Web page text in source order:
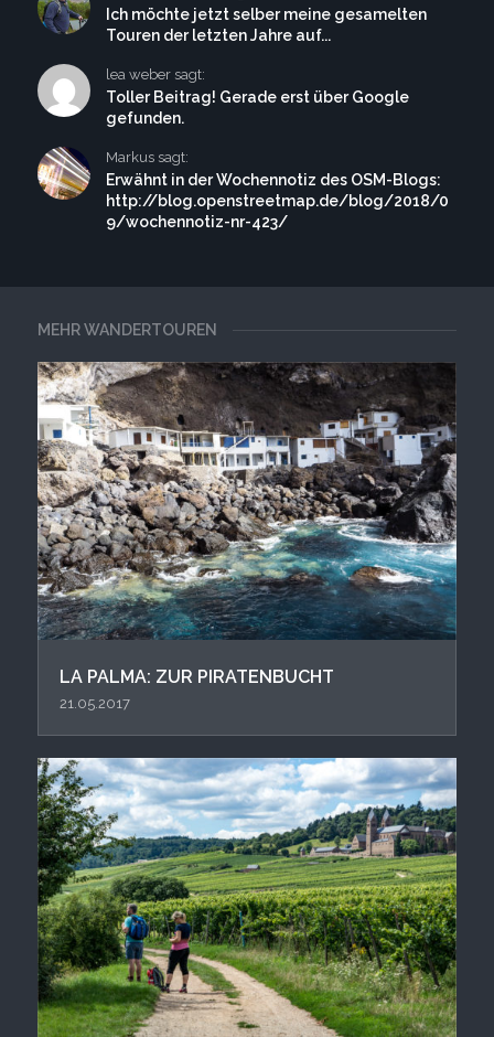
MEHR WANDERTOUREN
LA PALMA: ZUR PIRATENBUCHT
21.05.2017
Ich möchte jetzt selber meine gesamelten
Touren der letzten Jahre auf...
lea weber sagt:
Toller Beitrag! Gerade erst über Google
gefunden.
Markus sagt:
Erwähnt in der Wochennotiz des OSM-Blogs:
http://blog.openstreetmap.de/blog/2018/0
9/wochennotiz-nr-423/